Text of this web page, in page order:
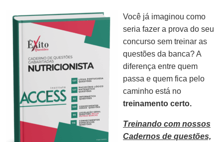
Você já imaginou como
seria fazer a prova do seu
concurso sem treinar as
questões da banca? A
diferença entre quem
passa e quem fica pelo
caminho está no
treinamento certo.
Treinando com nossos
Cadernos de questões,